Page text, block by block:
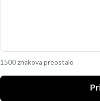
1500 znakova preostalo